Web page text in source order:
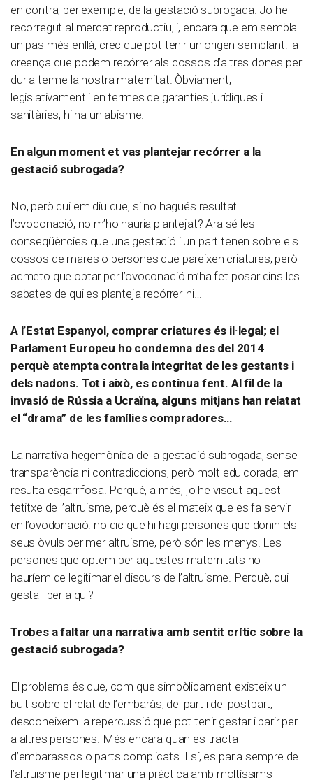
en contra, per exemple, de la gestació subrogada. Jo he
recorregut al mercat reproductiu, i, encara que em sembla
un pas més enllà, crec que pot tenir un origen semblant: la
creença que podem recórrer als cossos d’altres dones per
dur a terme la nostra maternitat. Òbviament,
legislativament i en termes de garanties jurídiques i
sanitàries, hi ha un abisme.
En algun moment et vas plantejar recórrer a la
gestació subrogada?
No, però qui em diu que, si no hagués resultat
l’ovodonació, no m’ho hauria plantejat? Ara sé les
conseqüències que una gestació i un part tenen sobre els
cossos de mares o persones que pareixen criatures, però
admeto que optar per l’ovodonació m’ha fet posar dins les
sabates de qui es planteja recórrer-hi…
A l’Estat Espanyol, comprar criatures és il·legal; el
Parlament Europeu ho condemna des del 2014
perquè atempta contra la integritat de les gestants i
dels nadons. Tot i això, es continua fent. Al fil de la
invasió de Rússia a Ucraïna, alguns mitjans han relatat
el “drama” de les famílies compradores…
La narrativa hegemònica de la gestació subrogada, sense
transparència ni contradiccions, però molt edulcorada, em
resulta esgarrifosa. Perquè, a més, jo he viscut aquest
fetitxe de l’altruisme, perquè és el mateix que es fa servir
en l’ovodonació: no dic que hi hagi persones que donin els
seus òvuls per mer altruisme, però són les menys. Les
persones que optem per aquestes maternitats no
hauríem de legitimar el discurs de l’altruisme. Perquè, qui
gesta i per a qui?
Trobes a faltar una narrativa amb sentit crític sobre la
gestació subrogada?
El problema és que, com que simbòlicament existeix un
buit sobre el relat de l’embaràs, del part i del postpart,
desconeixem la repercussió que pot tenir gestar i parir per
a altres persones. Més encara quan es tracta
d’embarassos o parts complicats. I sí, es parla sempre de
l’altruisme per legitimar una pràctica amb moltíssims